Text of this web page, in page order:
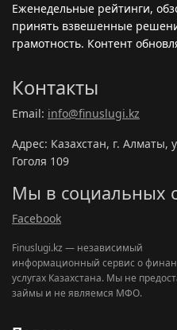
Еженедельные рейтинги,
принять взвешенные
грамотность. Контент
Контакты
Email: info@finuslugi.kz
Адрес: Казахстан, г. Алматы,
Гоголя 109
Мы в социальных
Facebook
Finuslugi.kz — независимый
информационный сервис о
услугах Казахстана. Мы не
займы и не являемся МФО.